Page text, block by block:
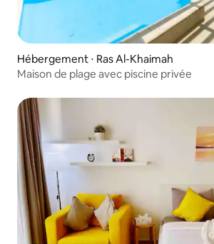
Hébergement ⋅ Ras Al-Khaimah
Maison de plage avec piscine privée